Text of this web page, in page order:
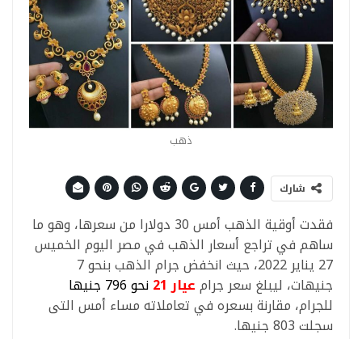
ذهب
شارك
فقدت أوقية الذهب أمس 30 دولارا من سعرها، وهو ما
ساهم في تراجع أسعار الذهب في مصر اليوم الخميس
27 يناير 2022، حيث انخفض جرام الذهب بنحو 7
جنيهات، ليبلغ سعر جرامعيار 21
نحو 796 جنيها
للجرام، مقارنة بسعره في تعاملاته مساء أمس التى
سجلت 803 جنيها.